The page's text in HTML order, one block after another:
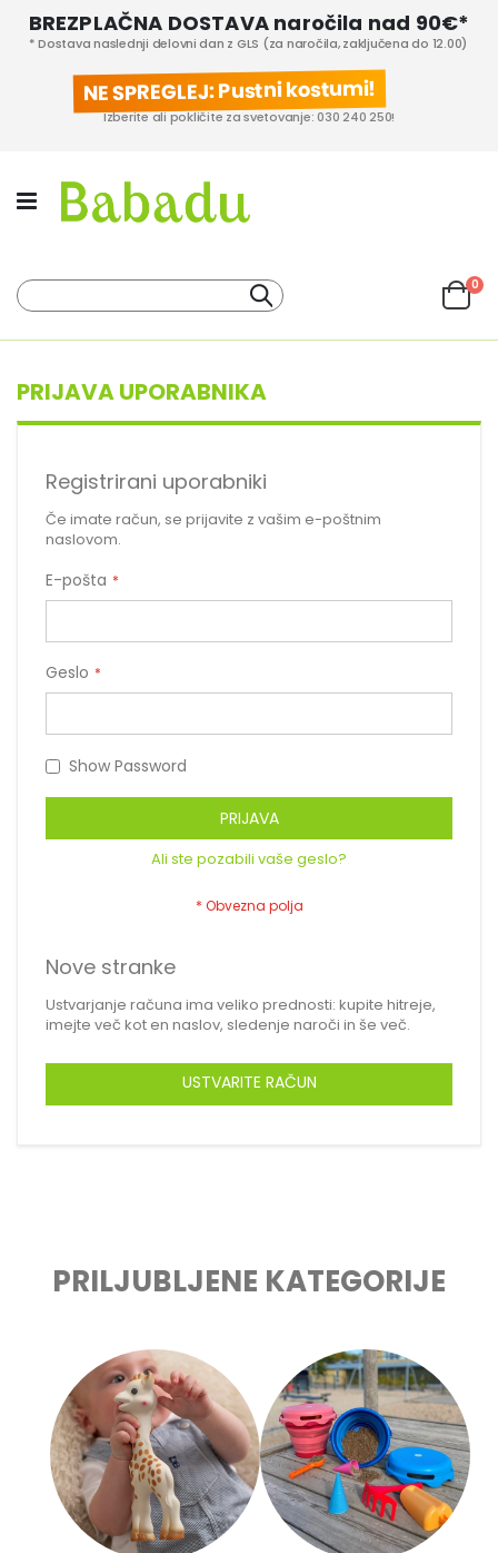
BREZPLAČNA DOSTAVA naročila nad 90€*
* Dostava naslednji delovni dan z GLS (za naročila, zaključena do 12.00)
NE SPREGLEJ: Pustni kostumi!
Izberite ali pokličite za svetovanje: 030 240 250!
Iskanje
Cart
0izd.
PRIJAVA UPORABNIKA
Registrirani uporabniki
Če imate račun, se prijavite z vašim e-poštnim
naslovom.
E-pošta
Geslo
Show Password
PRIJAVA
Ali ste pozabili vaše geslo?
Nove stranke
Ustvarjanje računa ima veliko prednosti: kupite hitreje,
imejte več kot en naslov, sledenje naroči in še več.
USTVARITE RAČUN
PRILJUBLJENE KATEGORIJE